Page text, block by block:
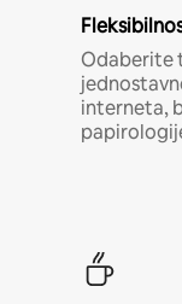
Odaberite
interneta,